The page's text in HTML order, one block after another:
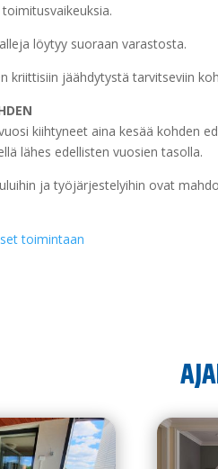
löytyy suoraan varastosta.
kriittisiin jäähdytystä tarvitseviin
kiihtyneet aina kesää kohden
lähes edellisten vuosien tasolla.
ja työjärjestelyihin ovat
toimintaan